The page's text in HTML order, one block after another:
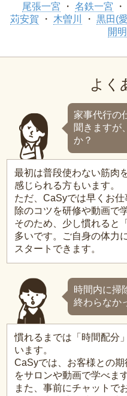
尾張一宮
名鉄一宮
苅安賀
木曽川 黒田(
開明
よく
家事代行の
聞きますが
か？
最初は普段使わない筋肉
感じられる方もいます。
ただ、CaSyでは早くお
除のコツを研修や動画で
そのため、少し慣れると
多いです。ご自身の体力
スタートできます。
時間内に掃
終わらなか
慣れるまでは「時間配分
います。
CaSyでは、お客様との
をサロンや動画で学べます
また、事前にチャットで